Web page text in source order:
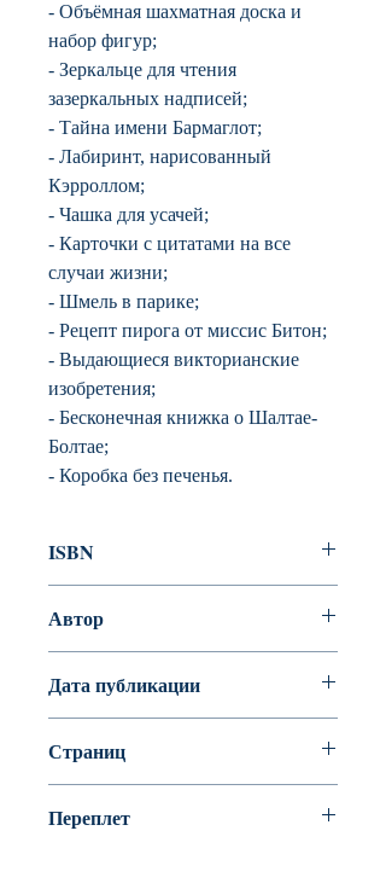
- Объёмная шахматная доска и
набор фигур;
- Зеркальце для чтения
зазеркальных надписей;
- Тайна имени Бармаглот;
- Лабиринт, нарисованный
Кэрроллом;
- Чашка для усачей;
- Карточки с цитатами на все
случаи жизни;
- Шмель в парике;
- Рецепт пирога от миссис Битон;
- Выдающиеся викторианские
изобретения;
- Бесконечная книжка о Шалтае-
Болтае;
- Коробка без печенья.
ISBN
Автор
Дата публикации
Страниц
Переплет